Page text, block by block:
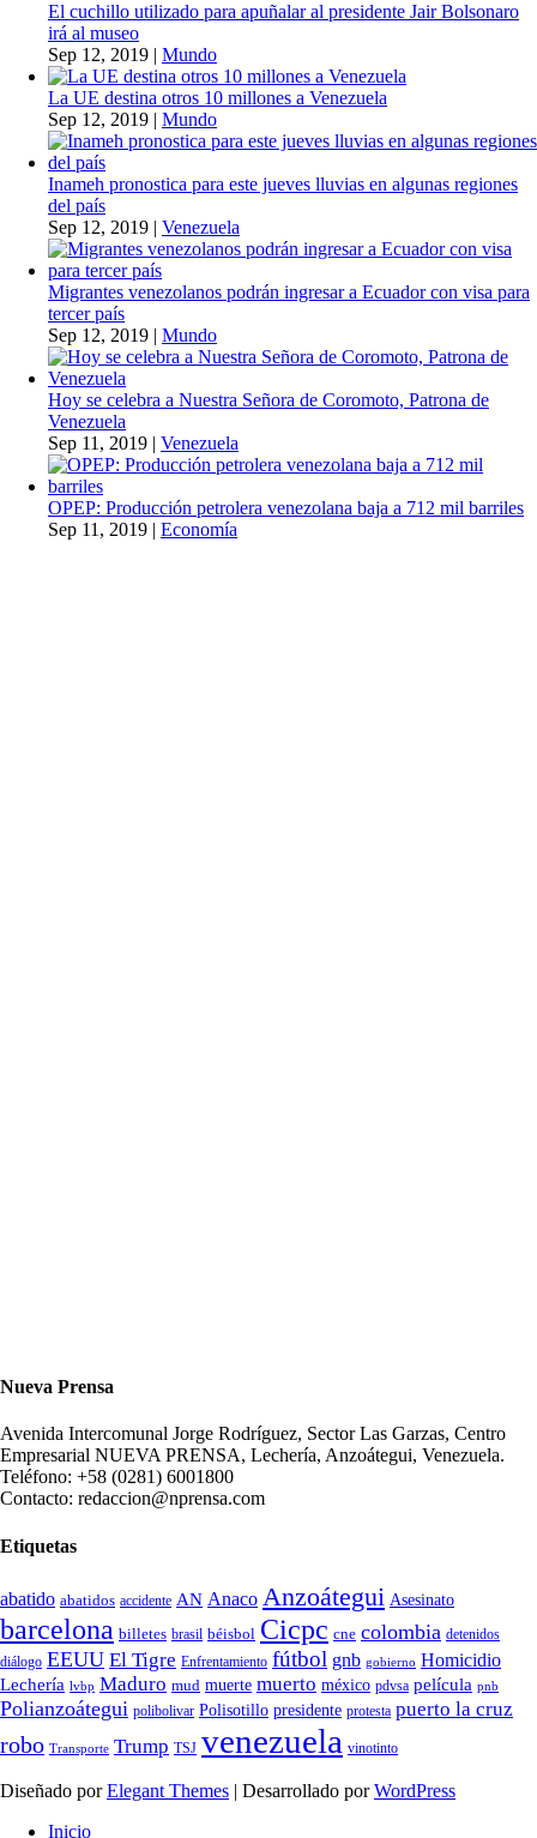
El cuchillo utilizado para apuñalar al presidente Jair Bolsonaro
irá al museo
Sep 12, 2019 | Mundo
La UE destina otros 10 millones a Venezuela
Sep 12, 2019 | Mundo
Inameh pronostica para este jueves lluvias en algunas regiones
del país
Sep 12, 2019 | Venezuela
Migrantes venezolanos podrán ingresar a Ecuador con visa para
tercer país
Sep 12, 2019 | Mundo
Hoy se celebra a Nuestra Señora de Coromoto, Patrona de
Venezuela
Sep 11, 2019 | Venezuela
OPEP: Producción petrolera venezolana baja a 712 mil barriles
Sep 11, 2019 | Economía
Nueva Prensa
Avenida Intercomunal Jorge Rodríguez, Sector Las Garzas, Centro
Empresarial NUEVA PRENSA, Lechería, Anzoátegui, Venezuela.
Teléfono: +58 (0281) 6001800
Contacto: redaccion@nprensa.com
Etiquetas
abatido abatidos accidente AN Anaco Anzoátegui Asesinato
barcelona billetes brasil béisbol Cicpc cne colombia detenidos
diálogo EEUU El Tigre Enfrentamiento fútbol gnb gobierno Homicidio
Lechería lvbp Maduro mud muerte muerto méxico pdvsa película pnb
Polianzoátegui polibolivar Polisotillo presidente protesta puerto la cruz
robo Transporte Trump TSJ venezuela vinotinto
Diseñado porElegant Themes | Desarrollado porWordPress
Inicio